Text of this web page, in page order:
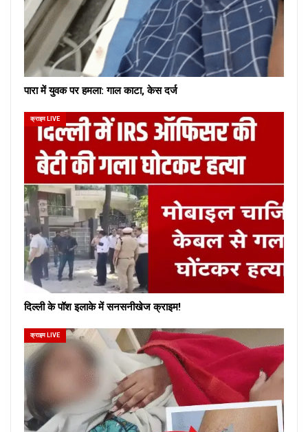
पारा में युवक पर हमला: गाल काटा, केस दर्ज
क्राइम LIVE
दिल्ली के पॉश इलाके में सनसनीखेज क्राइम!
क्राइम LIVE